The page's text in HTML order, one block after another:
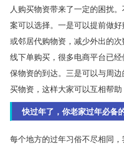
人购买物资带来了一定的困扰
案可以选择。一是可以提前做
或邻居代购物资，减少外出的
线下单购买，很多电商平台已
保物资的到达。三是可以与周
买物资，这样大家可以互相帮助
快过年了，你老家过年必备
每个地方的过年习俗不尽相同